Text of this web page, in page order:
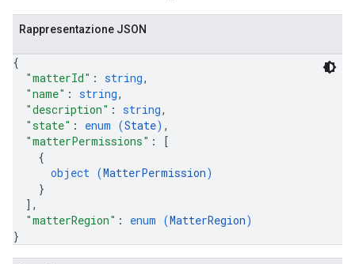
Rappresentazione JSON
{
"matterId" : string,
"name" : string,
"description" : string,
"state" : enum (State) ,
"matterPermissions" :
[
{
object (MatterPermission)
}
] ,
"matterRegion" : enum (MatterRegion)
}